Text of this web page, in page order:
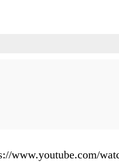
www.youtube.com/